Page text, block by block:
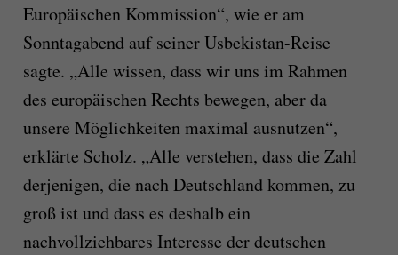
Europäischen Kommission“, wie er am
Sonntagabend auf seiner Usbekistan-Reise
sagte. „Alle wissen, dass wir uns im Rahmen
des europäischen Rechts bewegen, aber da
unsere Möglichkeiten maximal ausnutzen“,
erklärte Scholz. „Alle verstehen, dass die Zahl
derjenigen, die nach Deutschland kommen, zu
groß ist und dass es deshalb ein
nachvollziehbares Interesse der deutschen